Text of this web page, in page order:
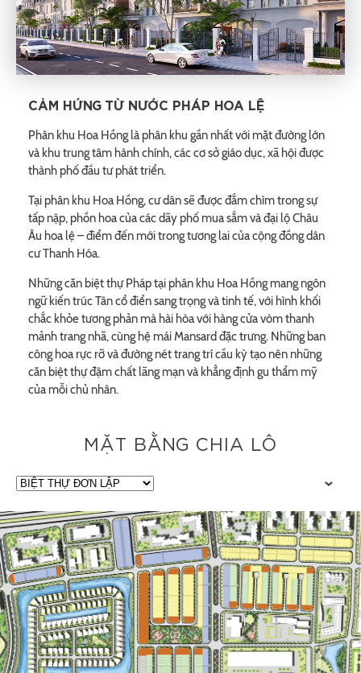
CẢM HỨNG TỪ NƯỚC PHÁP HOA LỆ
Phân khu Hoa Hồng là phân khu gần nhất với mặt đường lớn
và khu trung tâm hành chính, các cơ sở giáo dục, xã hội được
thành phố đầu tư phát triển.
Tại phân khu Hoa Hồng, cư dân sẽ được đắm chìm trong sự
tấp nập, phồn hoa của các dãy phố mua sắm và đại lộ Châu
Âu hoa lệ – điểm đến mới trong tương lai của cộng đồng dân
cư Thanh Hóa.
Những căn biệt thự Pháp tại phân khu Hoa Hồng mang ngôn
ngữ kiến trúc Tân cổ điển sang trọng và tinh tế, với hình khối
chắc khỏe tương phản mà hài hòa với hàng cửa vòm thanh
mảnh trang nhã, cùng hệ mái Mansard đặc trưng. Những ban
công hoa rực rỡ và đường nét trang trí cầu kỳ tạo nên những
căn biệt thự đậm chất lãng mạn và khẳng định gu thẩm mỹ
của mỗi chủ nhân.
MẶT BẰNG CHIA LÔ